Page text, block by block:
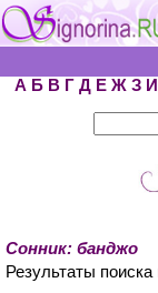
А Б В Г Д Е Ж З И
Сонник: банджо
Результаты поиска